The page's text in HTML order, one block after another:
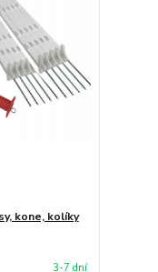
kone, kolíky
3-7 dní